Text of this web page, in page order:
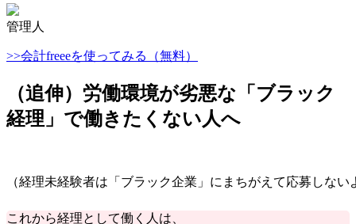
管理人
>>会計freeeを使ってみる（無料）
（追伸）労働環境が劣悪な「ブラック
経理」で働きたくない人へ
（経理未経験者は「ブラック企業」にまちがえて応募しな
これから経理として働く人は、